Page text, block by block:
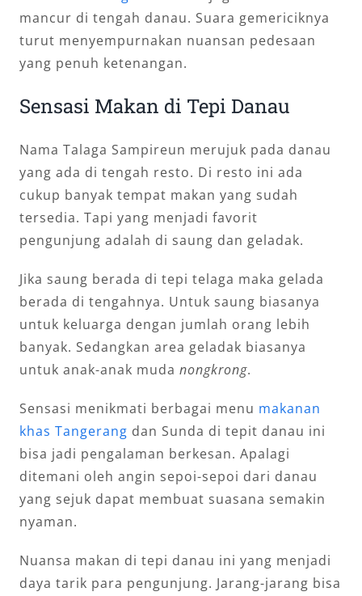
mancur di tengah danau. Suara gemericiknya
turut menyempurnakan nuansan pedesaan
yang penuh ketenangan.
Sensasi Makan di Tepi Danau
Nama Talaga Sampireun merujuk pada danau
yang ada di tengah resto. Di resto ini ada
cukup banyak tempat makan yang sudah
tersedia. Tapi yang menjadi favorit
pengunjung adalah di saung dan geladak.
Jika saung berada di tepi telaga maka gelada
berada di tengahnya. Untuk saung biasanya
untuk keluarga dengan jumlah orang lebih
banyak. Sedangkan area geladak biasanya
untuk anak-anak muda nongkrong.
Sensasi menikmati berbagai menu makanan
khas Tangerang dan Sunda di tepit danau ini
bisa jadi pengalaman berkesan. Apalagi
ditemani oleh angin sepoi-sepoi dari danau
yang sejuk dapat membuat suasana semakin
nyaman.
Nuansa makan di tepi danau ini yang menjadi
daya tarik para pengunjung. Jarang-jarang bisa